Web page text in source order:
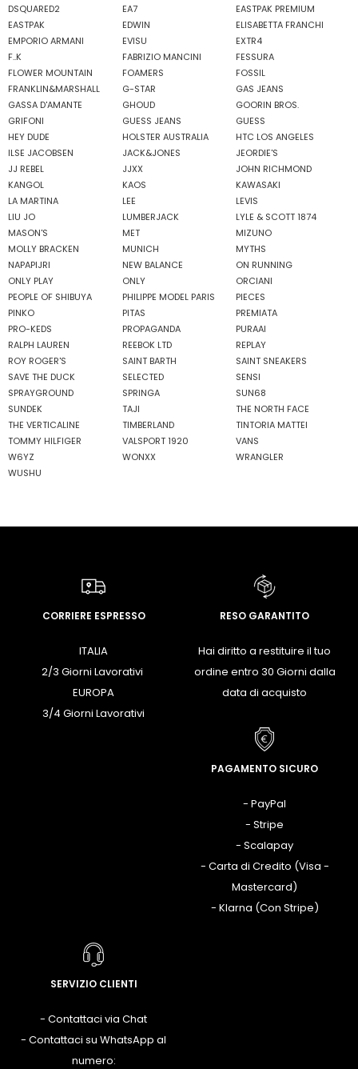
DSQUARED2
EA7
EASTPAK PREMIUM
EASTPAK
EDWIN
ELISABETTA FRANCHI
EMPORIO ARMANI
EVISU
EXTR4
F..K
FABRIZIO MANCINI
FESSURA
FLOWER MOUNTAIN
FOAMERS
FOSSIL
FRANKLIN&MARSHALL
G-STAR
GAS JEANS
GASSA D'AMANTE
GHOUD
GOORIN BROS.
GRIFONI
GUESS JEANS
GUESS
HEY DUDE
HOLSTER AUSTRALIA
HTC LOS ANGELES
ILSE JACOBSEN
JACK&JONES
JEORDIE'S
JJ REBEL
JJXX
JOHN RICHMOND
KANGOL
KAOS
KAWASAKI
LA MARTINA
LEE
LEVIS
LIU JO
LUMBERJACK
LYLE & SCOTT 1874
MASON'S
MET
MIZUNO
MOLLY BRACKEN
MUNICH
MYTHS
NAPAPIJRI
NEW BALANCE
ON RUNNING
ONLY PLAY
ONLY
ORCIANI
PEOPLE OF SHIBUYA
PHILIPPE MODEL PARIS
PIECES
PINKO
PITAS
PREMIATA
PRO-KEDS
PROPAGANDA
PURAAI
RALPH LAUREN
REEBOK LTD
REPLAY
ROY ROGER'S
SAINT BARTH
SAINT SNEAKERS
SAVE THE DUCK
SELECTED
SENSI
SPRAYGROUND
SPRINGA
SUN68
SUNDEK
TAJI
THE NORTH FACE
THE VERTICALINE
TIMBERLAND
TINTORIA MATTEI
TOMMY HILFIGER
VALSPORT 1920
VANS
W6YZ
WONXX
WRANGLER
WUSHU
CORRIERE ESPRESSO
ITALIA
2/3 Giorni Lavorativi
EUROPA
3/4 Giorni Lavorativi
RESO GARANTITO
Hai diritto a restituire il tuo
ordine entro 30 Giorni dalla
data di acquisto
PAGAMENTO SICURO
- PayPal
- Stripe
- Scalapay
- Carta di Credito (Visa -
Mastercard)
- Klarna (Con Stripe)
SERVIZIO CLIENTI
- Contattaci via Chat
- Contattaci su WhatsApp al
numero: